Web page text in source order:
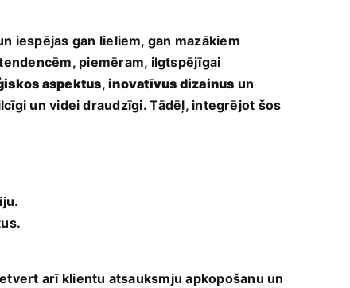
iespējas gan lieliem,‍ gan mazākiem
piemēram, ilgtspējīgai
aspektus,inovatīvus dizainus un
un videi draudzīgi.⁤ Tādēļ, integrējot šos
arī klientu atsauksmju apkopošanu un⁣